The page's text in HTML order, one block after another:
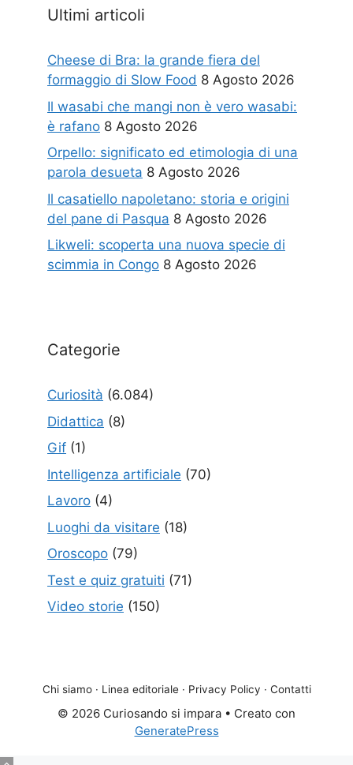
Ultimi articoli
Cheese di Bra: la grande fiera del
formaggio di Slow Food 8 Agosto 2026
Il wasabi che mangi non è vero wasabi:
è rafano 8 Agosto 2026
Orpello: significato ed etimologia di una
parola desueta 8 Agosto 2026
Il casatiello napoletano: storia e origini
del pane di Pasqua 8 Agosto 2026
Likweli: scoperta una nuova specie di
scimmia in Congo 8 Agosto 2026
Categorie
Curiosità (6.084)
Didattica (8)
Gif (1)
Intelligenza artificiale (70)
Lavoro (4)
Luoghi da visitare (18)
Oroscopo (79)
Test e quiz gratuiti (71)
Video storie (150)
Chi siamo · Linea editoriale · Privacy Policy · Contatti
© 2026 Curiosando si impara • Creato con
GeneratePress